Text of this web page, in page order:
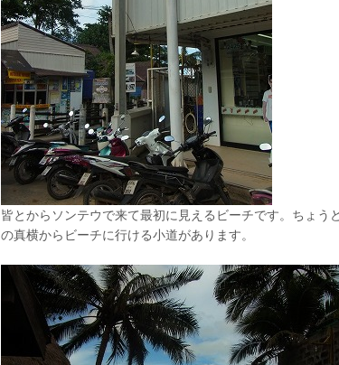
皆とからソンテウで来て最初に見えるビーチです。ちょう
の真横からビーチに行ける小道があります。